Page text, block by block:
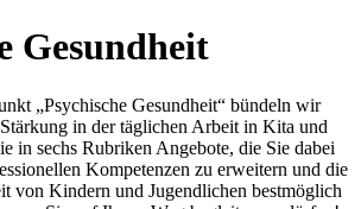
Gesundheit
„Psychische Gesundheit“ bündeln wir
in der täglichen Arbeit in Kita und
in sechs Rubriken Angebote, die Sie dabei
Kompetenzen zu erweitern und die
von Kindern und Jugendlichen bestmöglich